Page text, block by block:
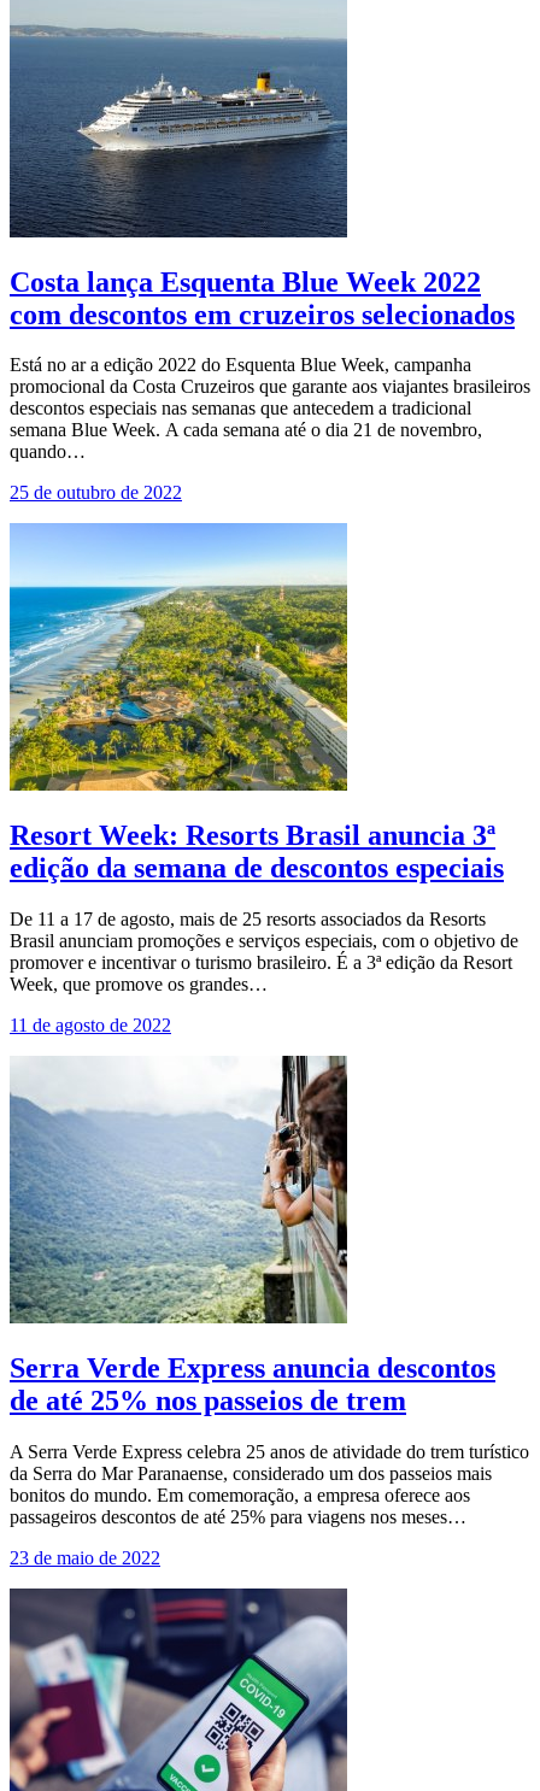
Costa lança Esquenta Blue Week 2022
com descontos em cruzeiros selecionados
Está no ar a edição 2022 do Esquenta Blue Week, campanha
promocional da Costa Cruzeiros que garante aos viajantes brasileiros
descontos especiais nas semanas que antecedem a tradicional
semana Blue Week. A cada semana até o dia 21 de novembro,
quando…
25 de outubro de 2022
Resort Week: Resorts Brasil anuncia 3ª
edição da semana de descontos especiais
De 11 a 17 de agosto, mais de 25 resorts associados da Resorts
Brasil anunciam promoções e serviços especiais, com o objetivo de
promover e incentivar o turismo brasileiro. É a 3ª edição da Resort
Week, que promove os grandes…
11 de agosto de 2022
Serra Verde Express anuncia descontos
de até 25% nos passeios de trem
A Serra Verde Express celebra 25 anos de atividade do trem turístico
da Serra do Mar Paranaense, considerado um dos passeios mais
bonitos do mundo. Em comemoração, a empresa oferece aos
passageiros descontos de até 25% para viagens nos meses…
23 de maio de 2022